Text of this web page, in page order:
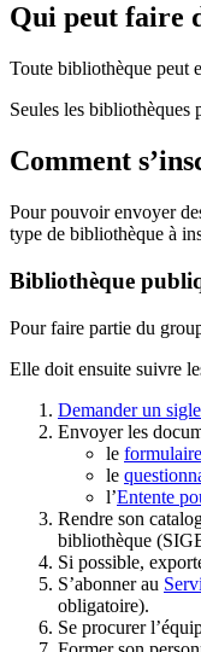
Qui peut faire
Toute bibliothèque peut
Seules les
Comment
Pour pouvoir envoyer
type de bibliothèque à
Bibliothèque
Pour faire partie du
Elle doit ensuite suivre
Demander un
Envoyer les
le
le
l’Entente
Rendre son
bibliothèque
Si possible,
S’abonner au
obligatoire).
Se procurer